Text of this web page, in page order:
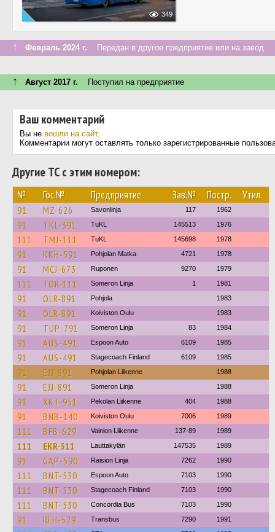
349
↑ Февраль 2024 г. Передан в другое предприятие или на завод
↑ Август 2017 г. Поступил на предприятие
Ваш комментарий
Вы не вошли на сайт.
Комментарии могут оставлять только зарегистрированные
Другие ТС с этим номером:
№ Гос.№ Предприятие Зав.№ Постр. Утил.
91 MZ-626 Savonlinja 117 1962
91 TKL-391 TuKL 145513 1976
111 TMJ-111 TuKL 145698 1978
91 KKH-591 Pohjolan Matka 4721 1978
91 MCJ-673 Ruponen 9270 1979
111 TOR-111 Someron Linja 1 1981
91 OLR-891 Pohjola 1983
91 OLR-891 Koiviston Oulu 1983
91 TUP-791 Someron Linja 83 1984
91 AUS-491 Espoon Auto 6109 1985
91 AUS-491 Stagecoach Finland 6109 1985
91 EJJ-891 Pohjolan Liikenne 1988
91 EJJ-891 Someron Linja 1988
91 XKT-951 Pekolan Liikenne 404 1988
91 BNB-140 Koiviston Oulu 7006 1989
111 BFB-629 Vainion Liikenne 137-89 1989
111 EKR-311 Lauttakylän 147535 1989
91 GAP-590 Raision Linja 7262 1990
111 BNT-530 Espoon Auto 7103 1990
111 BNT-530 Stagecoach Finland 7103 1990
111 BNT-530 Concordia Bus 7103 1990
91 RFH-529 Transbus 7290 1991